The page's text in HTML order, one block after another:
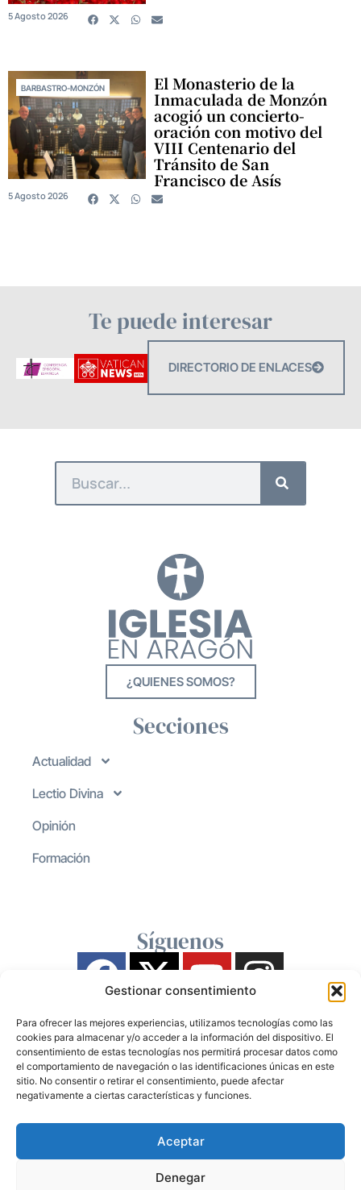
Gestionar consentimiento
Para ofrecer las mejores experiencias, utilizamos tecnologías como las
cookies para almacenar y/o acceder a la información del dispositivo. El
consentimiento de estas tecnologías nos permitirá procesar datos como
el comportamiento de navegación o las identificaciones únicas en este
sitio. No consentir o retirar el consentimiento, puede afectar
negativamente a ciertas características y funciones.
Aceptar
Denegar
5 Agosto 2026
BARBASTRO-MONZÓN El Monasterio de la
Inmaculada de Monzón
acogió un concierto-
oración con motivo del
VIII Centenario del
Tránsito de San
Francisco de Asís
5 Agosto 2026
Te puede interesar
DIRECTORIO DE ENLACES
¿QUIENES SOMOS?
Secciones
Actualidad
Lectio Divina
Opinión
Formación
Síguenos